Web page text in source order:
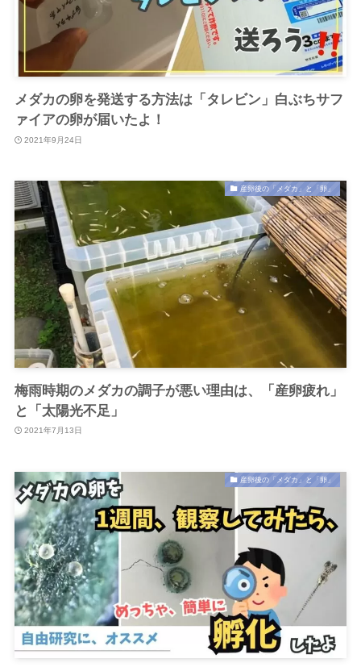
メダカの卵を発送する方法は「タレビン」白ぶちサフ
ァイアの卵が届いたよ！
2021年9月24日
産卵後の「メダカ」と「卵」
梅雨時期のメダカの調子が悪い理由は、「産卵疲れ」
と「太陽光不足」
2021年7月13日
産卵後の「メダカ」と「卵」